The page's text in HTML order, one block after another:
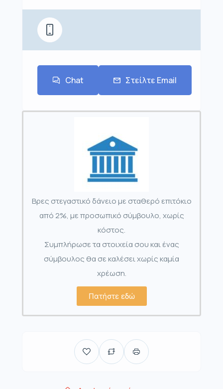
Chat Στείλτε Email
Βρες στεγαστικό δάνειο με σταθερό επιτόκιο
από 2%, με προσωπικό σύμβουλο, χωρίς
κόστος.
Συμπλήρωσε τα στοιχεία σου και ένας
σύμβουλος θα σε καλέσει χωρίς καμία
χρέωση.
Πατήστε εδώ